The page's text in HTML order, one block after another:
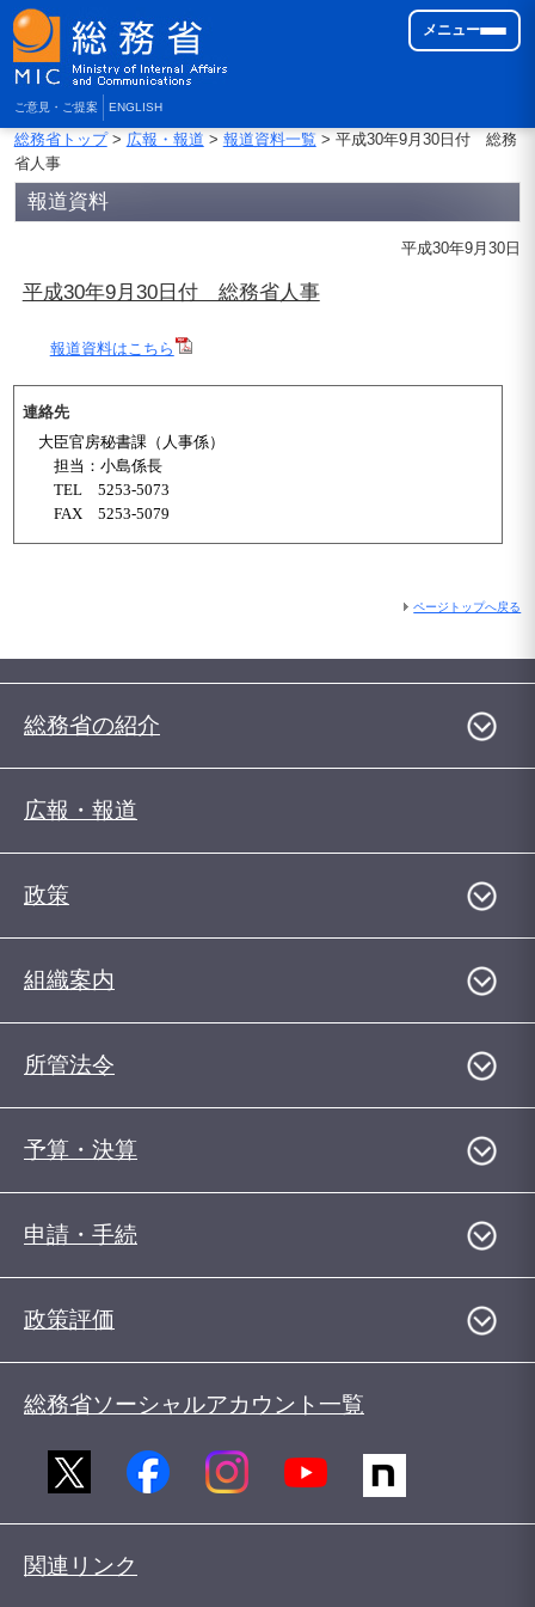
ご意見・ご提案 ENGLISH
メニュー
総務省トップ> 広報・報道 > 報道資料一覧> 平成30年9月30日付 総務
省人事
報道資料
平成30年9月30日
平成30年9月30日付 総務省人事
報道資料はこちら
連絡先
大臣官房秘書課（人事係）
担当：小島係長
TEL
5253-5073
FAX
5253-5079
ページトップへ戻る
総務省の紹介
広報・報道
政策
組織案内
所管法令
予算・決算
申請・手続
政策評価
総務省ソーシャルアカウント一覧
関連リンク